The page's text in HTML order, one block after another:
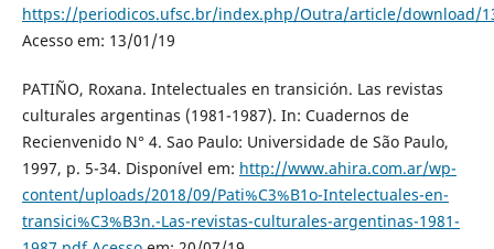
https://periodicos.ufsc.br/index.php/Outra/article/download/
Acesso em: 13/01/19
PATIÑO, Roxana. Intelectuales en transición. Las revistas
culturales argentinas (1981-1987). In: Cuadernos de
Recienvenido N° 4. Sao Paulo: Universidade de São Paulo,
1997, p. 5-34. Disponível em: http://www.ahira.com.ar/wp-
content/uploads/2018/09/Pati%C3%B1o-Intelectuales-en-
transici%C3%B3n.-Las-revistas-culturales-argentinas-1981-